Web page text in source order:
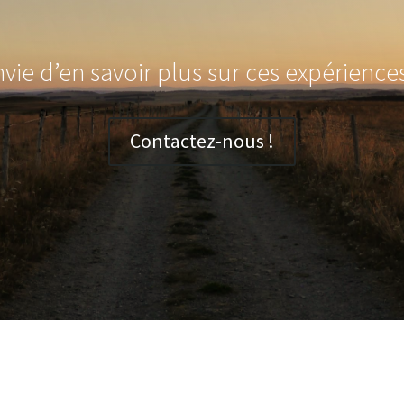
d’en savoir plus sur ces
Contactez-nous !